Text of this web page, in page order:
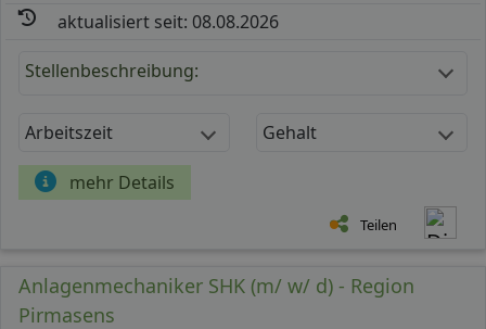
aktualisiert seit: 08.08.2026
Stellenbeschreibung:
Arbeitszeit Gehalt
mehr Details
Teilen
Anlagenmechaniker SHK (m/ w/ d) - Region
Pirmasens